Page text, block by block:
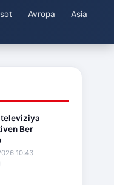
Avropa
Asia
televiziya
Ber
10:43